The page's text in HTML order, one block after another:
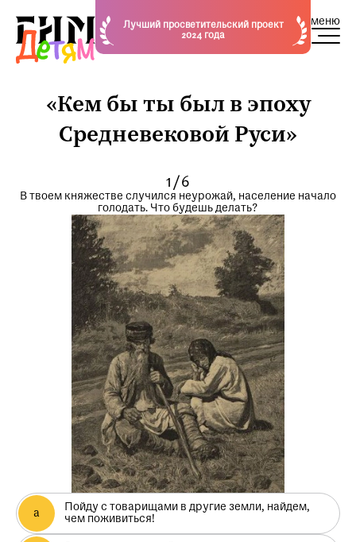
Лучший просветительский проект
2024 года
меню
«Кем бы ты был в эпоху
Средневековой Руси»
1/6
В твоем княжестве случился неурожай, население начало
голодать. Что будешь делать?
Пойду с товарищами в другие земли, найдем,
чем поживиться!